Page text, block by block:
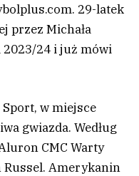
29-latek
przez Michała
24 i już mówi
w miejsce
gwiazda. Według
CMC Warty
Russel. Amerykanin